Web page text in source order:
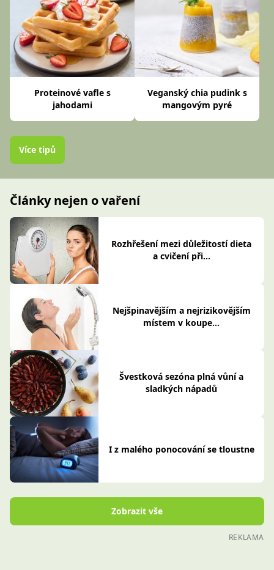
Proteinové vafle s
jahodami
Veganský chia pudink s
mangovým pyré
Více tipů
Články nejen o vaření
Rozhřešení mezi důležitostí dieta
a cvičení při...
Nejšpinavějším a nejrizikovějším
místem v koupe...
Švestková sezóna plná vůní a
sladkých nápadů
I z malého ponocování se tloustne
Zobrazit vše
REKLAMA